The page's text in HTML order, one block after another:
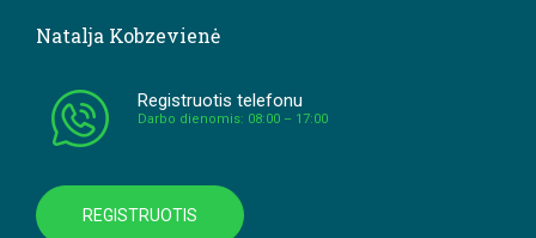
Natalja Kobzevienė
Registruotis telefonu
Darbo dienomis: 08:00 – 17:00
REGISTRUOTIS